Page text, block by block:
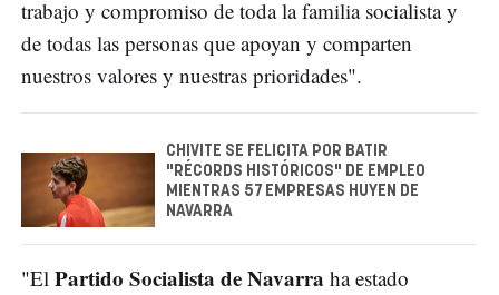
trabajo y compromiso de toda la familia socialista y
de todas las personas que apoyan y comparten
nuestros valores y nuestras prioridades".
CHIVITE SE FELICITA POR BATIR
"RÉCORDS HISTÓRICOS" DE EMPLEO
MIENTRAS 57 EMPRESAS HUYEN DE
NAVARRA
"El Partido Socialista de Navarra ha estado